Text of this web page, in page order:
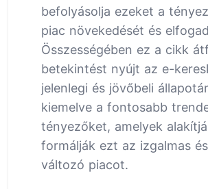
befolyásolja ezeket a
piac növekedését és
Összességében ez a cikk
betekintést nyújt az e-
jelenlegi és jövőbeli
kiemelve a fontosabb
tényezőket, amelyek
formálják ezt az izgalmas
változó piacot.